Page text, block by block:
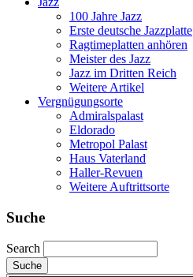
100 Jahre Jazz
Erste deutsche Jazzplatte
Ragtimeplatten anhören
Meister des Jazz
Jazz im Dritten Reich
Weitere Artikel
Vergnügungsorte
Admiralspalast
Eldorado
Metropol Palast
Haus Vaterland
Haller-Revuen
Weitere Auftrittsorte
Suche
Search